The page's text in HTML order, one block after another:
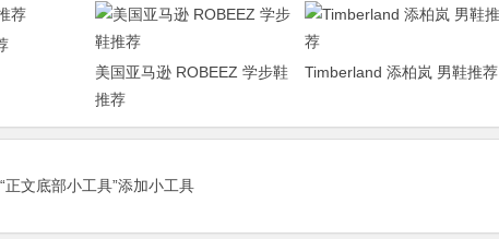
美国亚马逊 ROBEEZ 学步鞋
推荐
Timberland 添柏岚 男鞋推荐
正文底部小工具”添加小工具